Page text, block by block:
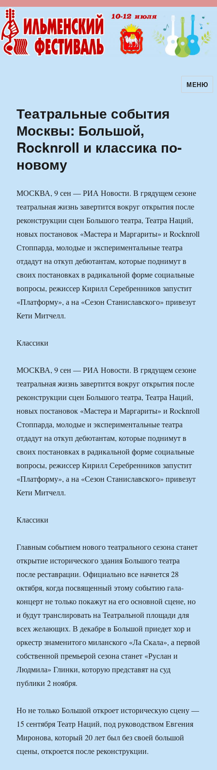
Ильменский фестиваль авторскойМЕНЮ
Театральные события
Москвы: Большой,
Rocknroll и классика по-
новому
МОСКВА, 9 сен — РИА Новости. В грядущем сезоне
театральная жизнь завертится вокруг открытия после
реконструкции сцен Большого театра, Театра Наций,
новых постановок «Мастера и Маргариты» и Rocknroll
Стоппарда, молодые и экспериментальные театра
отдадут на откуп дебютантам, которые поднимут в
своих постановках в радикальной форме социальные
вопросы, режиссер Кирилл Серебренников запустит
«Платформу», а на «Сезон Станиславского» привезут
Кети Митчелл.
Классики
МОСКВА, 9 сен — РИА Новости. В грядущем сезоне
театральная жизнь завертится вокруг открытия после
реконструкции сцен Большого театра, Театра Наций,
новых постановок «Мастера и Маргариты» и Rocknroll
Стоппарда, молодые и экспериментальные театра
отдадут на откуп дебютантам, которые поднимут в
своих постановках в радикальной форме социальные
вопросы, режиссер Кирилл Серебренников запустит
«Платформу», а на «Сезон Станиславского» привезут
Кети Митчелл.
Классики
Главным событием нового театрального сезона станет
открытие исторического здания Большого театра
после реставрации. Официально все начнется 28
октября, когда посвященный этому событию гала-
концерт не только покажут на его основной сцене, но
и будут транслировать на Театральной площади для
всех желающих. В декабре в Большой приедет хор и
оркестр знаменитого миланского «Ла Скала», а первой
собственной премьерой сезона станет «Руслан и
Людмила» Глинки, которую представят на суд
публики 2 ноября.
Но не только Большой откроет историческую сцену —
15 сентября Театр Наций, под руководством Евгения
Миронова, который 20 лет был без своей большой
сцены, откроется после реконструкции.